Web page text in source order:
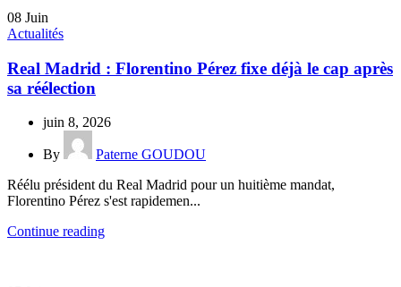
08 Juin
Actualités
Real Madrid : Florentino Pérez fixe déjà le cap après
sa réélection
juin 8, 2026
By
Paterne GOUDOU
Réélu président du Real Madrid pour un huitième mandat,
Florentino Pérez s'est rapidemen...
Continue reading